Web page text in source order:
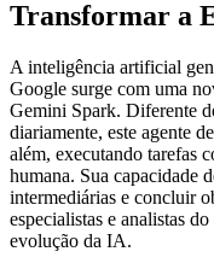
Transformar a
A inteligência artificial
Google surge com uma
Gemini Spark. Diferente
diariamente, este agente
além, executando tarefas
humana. Sua capacidade
intermediárias e concluir
especialistas e analistas
evolução da IA.